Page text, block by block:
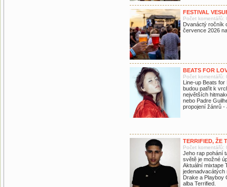
FESTIVAL
Počet komentářů:
Dvanáctý ročník
července 2026
BEATS FOR
Počet komentářů:
Line-up Beats
budou patřit k
největších
nebo Padre
propojení žánrů -
TERRIFIED, ŽE
Počet komentářů:
Jeho rap pohání
světě je možné
Aktuální mixtape
jedenadvacátých
Drake a Playboy
alba Terrified.